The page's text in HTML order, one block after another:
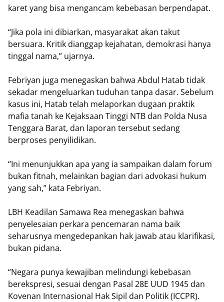
karet yang bisa mengancam kebebasan berpendapat.
“Jika pola ini dibiarkan, masyarakat akan takut
bersuara. Kritik dianggap kejahatan, demokrasi hanya
tinggal nama,” ujarnya.
Febriyan juga menegaskan bahwa Abdul Hatab tidak
sekadar mengeluarkan tuduhan tanpa dasar. Sebelum
kasus ini, Hatab telah melaporkan dugaan praktik
mafia tanah ke Kejaksaan Tinggi NTB dan Polda Nusa
Tenggara Barat, dan laporan tersebut sedang
berproses penyilidikan.
“Ini menunjukkan apa yang ia sampaikan dalam forum
bukan fitnah, melainkan bagian dari advokasi hukum
yang sah,” kata Febriyan.
LBH Keadilan Samawa Rea menegaskan bahwa
penyelesaian perkara pencemaran nama baik
seharusnya mengedepankan hak jawab atau klarifikasi,
bukan pidana.
“Negara punya kewajiban melindungi kebebasan
berekspresi, sesuai dengan Pasal 28E UUD 1945 dan
Kovenan Internasional Hak Sipil dan Politik (ICCPR).